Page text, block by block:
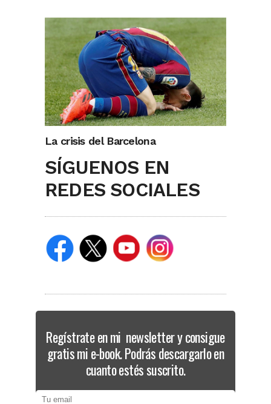
La crisis del Barcelona
SÍGUENOS EN
REDES SOCIALES
Regístrate en mi newsletter y consigue
gratis mi e-book. Podrás descargarlo en
cuanto estés suscrito.